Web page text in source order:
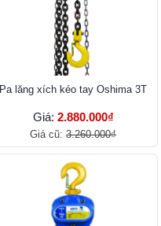
Pa lăng xích kéo tay Oshima 3T
Giá: 2.880.000₫
Giá cũ: 3.260.000₫